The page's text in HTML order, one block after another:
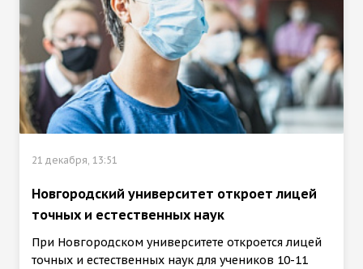
21 декабря, 13:51
Новгородский университет откроет лицей
точных и естественных наук
При Новгородском университете откроется лицей
точных и естественных наук для учеников 10-11